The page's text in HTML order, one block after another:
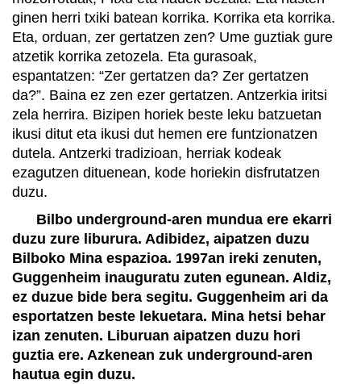
ginen herri txiki batean korrika. Korrika eta korrika.
Eta, orduan, zer gertatzen zen? Ume guztiak gure
atzetik korrika zetozela. Eta gurasoak,
espantatzen: “Zer gertatzen da? Zer gertatzen
da?”. Baina ez zen ezer gertatzen. Antzerkia iritsi
zela herrira. Bizipen horiek beste leku batzuetan
ikusi ditut eta ikusi dut hemen ere funtzionatzen
dutela. Antzerki tradizioan, herriak kodeak
ezagutzen dituenean, kode horiekin disfrutatzen
duzu.
Bilbo underground-aren mundua ere ekarri
duzu zure liburura. Adibidez, aipatzen duzu
Bilboko Mina espazioa. 1997an ireki zenuten,
Guggenheim inauguratu zuten egunean. Aldiz,
ez duzue bide bera segitu. Guggenheim ari da
esportatzen beste lekuetara. Mina hetsi behar
izan zenuten. Liburuan aipatzen duzu hori
guztia ere. Azkenean zuk underground-aren
hautua egin duzu.